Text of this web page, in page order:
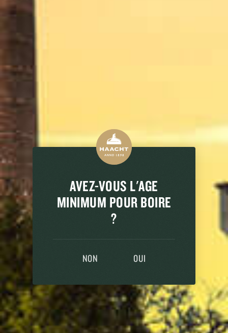
AVEZ-VOUS L'AGE
MINIMUM POUR BOIRE
?
NON OUI
CHARME DE MAURIAC ROUGE